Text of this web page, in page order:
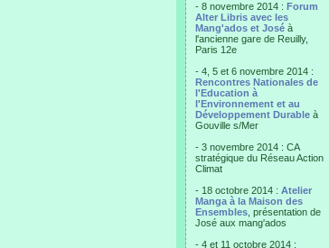
- 8 novembre 2014 : Forum
Alter Libris avec les
Mang'ados et José à
l'ancienne gare de Reuilly,
Paris 12e
- 4, 5 et 6 novembre 2014 :
Rencontres Nationales de
l'Education à
l'Environnement et au
Développement Durable à
Gouville s/Mer
- 3 novembre 2014 : CA
stratégique du Réseau Action
Climat
- 18 octobre 2014 : Atelier
Manga à la Maison des
Ensembles , présentation de
José aux mang'ados
- 4 et 11 octobre 2014 :